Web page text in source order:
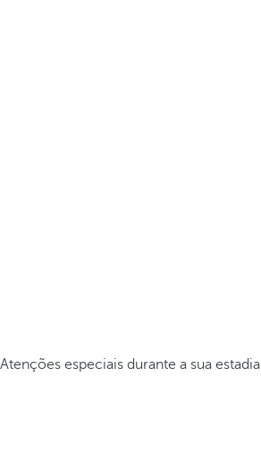
Atenções especiais durante a sua estadia